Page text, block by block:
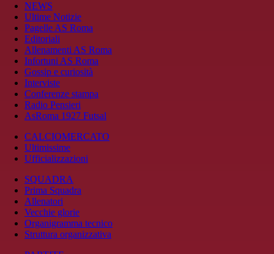
NEWS
Ultime Notizie
Pagelle AS Roma
Editoriali
Allenamenti AS Roma
Infortuni AS Roma
Gossip e curiosità
Interviste
Conferenze stampa
Radio Pensieri
AsRoma 1927 Futsal
CALCIOMERCATO
Ultimissime
Ufficializzazioni
SQUADRA
Prima Squadra
Allenatori
Vecchie glorie
Organigramma tecnico
Struttura organizzativa